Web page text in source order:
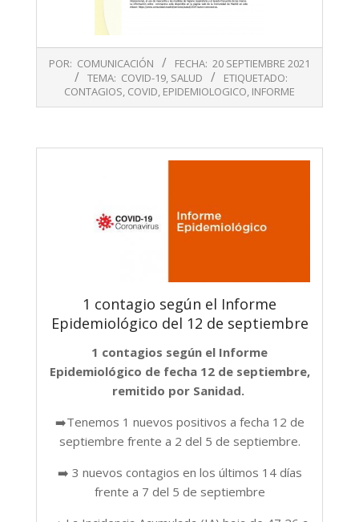
09-
POR: COMUNICACIÓN FECHA: 20 SEPTIEMBRE 2021
TEMA: COVID-19, SALUD
ETIQUETADO:
CONTAGIOS, COVID, EPIDEMIOLOGICO, INFORME
1 contagio según el Informe
Epidemiológico del 12 de septiembre
1 contagios según el Informe
Epidemiológico de fecha 12 de septiembre,
remitido por Sanidad.
➡️Tenemos 1 nuevos positivos a fecha 12 de
septiembre frente a 2 del 5 de septiembre.
➡️ 3 nuevos contagios en los últimos 14 días
frente a 7 del 5 de septiembre